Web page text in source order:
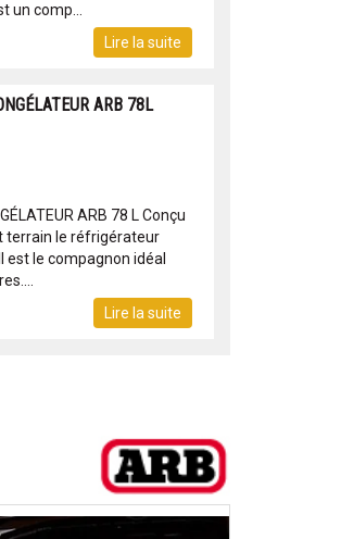
un comp...
Lire la suite
ARB 78L
ARB 78 L Conçu
terrain le réfrigérateur
est le compagnon idéal
Lire la suite